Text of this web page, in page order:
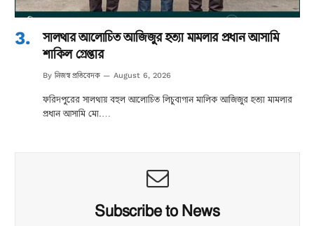
সালথার আলোচিত আজিজুর হত্যা মামলার প্রধান আসামি
শাকিল গ্রেপ্তার
By নিজস্ব প্রতিবেদক August 6, 2026
ফরিদপুরের সালথায় বহুল আলোচিত লিচুবাগান মালিক আজিজুর হত্যা মামলার
প্রধান আসামি মো.…
Subscribe to News